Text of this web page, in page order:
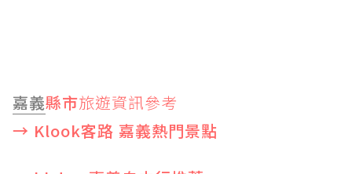
嘉義縣市旅遊資訊參考
→ Klook客路 嘉義熱門景點